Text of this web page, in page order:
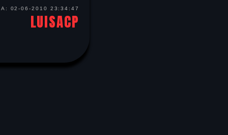
02-06-2010 23:34:47
LUISACP